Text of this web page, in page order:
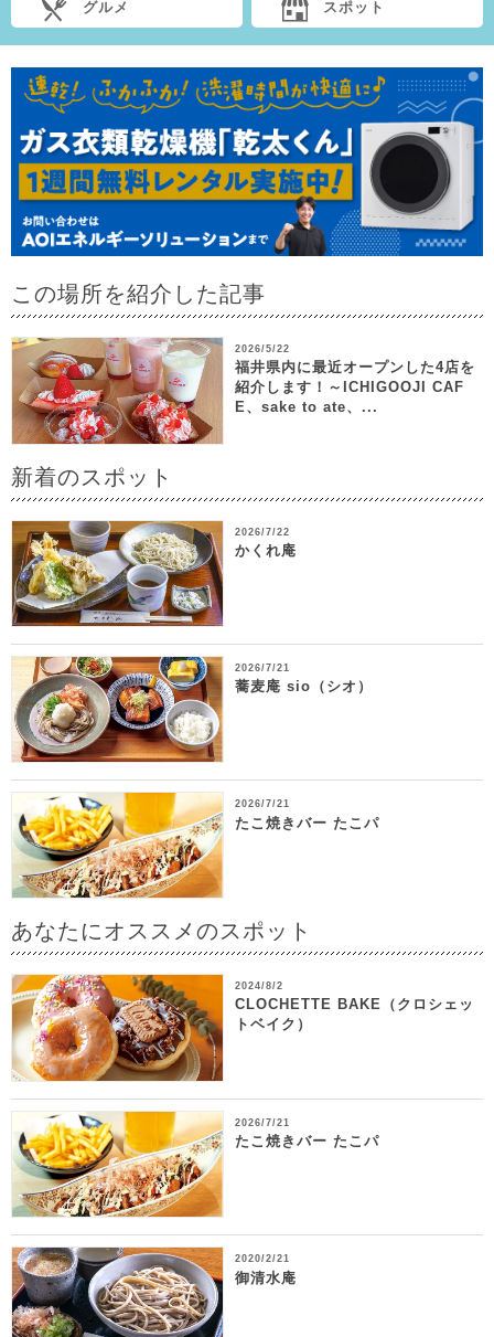
グルメ スポット
この場所を紹介した記事
2026/5/22
福井県内に最近オープンした4店を
紹介します！～ICHIGOOJI CAF
E、sake to ate、...
新着のスポット
2026/7/22
かくれ庵
2026/7/21
蕎麦庵 sio（シオ）
2026/7/21
たこ焼きバー たこパ
あなたにオススメのスポット
2024/8/2
CLOCHETTE BAKE（クロシェッ
トベイク）
2026/7/21
たこ焼きバー たこパ
2020/2/21
御清水庵